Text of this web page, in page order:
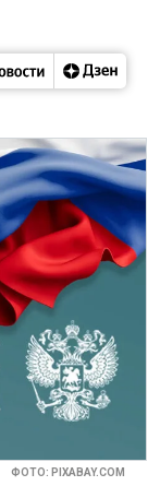
ФОТО: PIXABAY.COM